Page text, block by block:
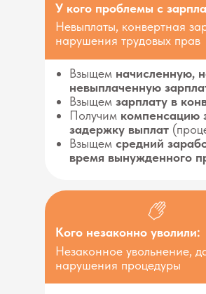
Невыплаты, конвертная
нарушения трудовых прав
У кого проблемы с
Взыщем начисленную,
невыплаченную
Взыщем зарплату в
Получим компенсацию
задержку выплат
Взыщем средний
время вынужденного
Незаконное увольнение,
нарушения процедуры
Кого незаконно уволили: